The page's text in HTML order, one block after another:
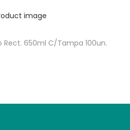
Rect. 650ml C/Tampa 100un.